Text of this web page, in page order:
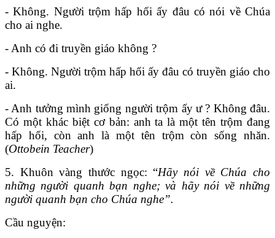
- Không. Người trộm hấp hối ấy đâu có nói về Chúa
cho ai nghe.
- Anh có đi truyền giáo không ?
- Không. Người trộm hấp hối ấy đâu có truyền giáo cho
ai.
- Anh tưởng mình giống người trộm ấy ư ? Không đâu.
Có một khác biệt cơ bản: anh ta là một tên trộm đang
hấp hối, còn anh là một tên trộm còn sống nhăn.
(Ottobein Teacher)
5. Khuôn vàng thước ngọc: “Hãy nói về Chúa cho
những người quanh bạn nghe; và hãy nói về những
người quanh bạn cho Chúa nghe”.
Cầu nguyện: